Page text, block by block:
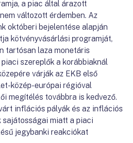
a piac által árazott
változott érdemben. Az
októberi bejelentése alapján
kötvényvásárlási programját,
tartósan laza monetáris
szereplők a korábbiaknál
várják az EKB első
közép-európai régióval
megítélés továbbra is kedvező.
inflációs pályák és az inflációs
miatt a piaci
jegybanki reakciókat